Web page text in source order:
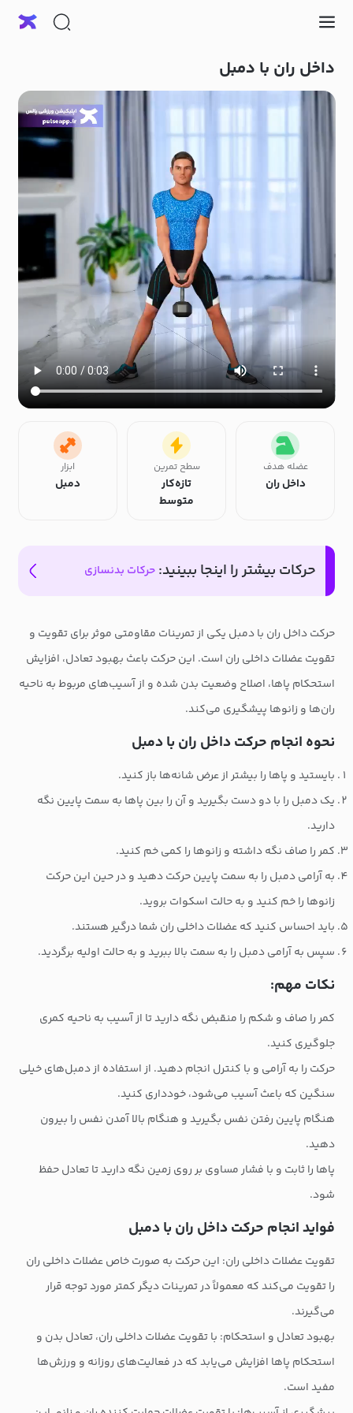
داخل ران با دمبل
عضله هدف
داخل ران
سطح تمرین
تازه‌کار
متوسط
ابزار
دمبل
حرکات بیشتر را اینجا ببینید: حرکات بدنسازی
حرکت داخل ران با دمبل یکی از تمرینات مقاومتی موثر برای تقویت و
تقویت عضلات داخلی ران است. این حرکت باعث بهبود تعادل، افزایش
استحکام پاها، اصلاح وضعیت بدن شده و از آسیب‌های مربوط به ناحیه
ران‌ها و زانوها پیشگیری می‌کند.
نحوه انجام حرکت داخل ران با دمبل
بایستید و پاها را بیشتر از عرض شانه‌ها باز کنید.
یک دمبل را با دو دست بگیرید و آن را بین پاها به سمت پایین نگه
دارید.
کمر را صاف نگه داشته و زانوها را کمی خم کنید.
به آرامی دمبل را به سمت پایین حرکت دهید و در حین این حرکت
زانوها را خم کنید و به حالت اسکوات بروید.
باید احساس کنید که عضلات داخلی ران شما درگیر هستند.
سپس به آرامی دمبل را به سمت بالا ببرید و به حالت اولیه برگردید.
نکات مهم:
کمر را صاف و شکم را منقبض نگه دارید تا از آسیب به ناحیه کمری
جلوگیری کنید.
حرکت را به آرامی و با کنترل انجام دهید. از استفاده از دمبل‌های خیلی
سنگین که باعث آسیب می‌شود، خودداری کنید.
هنگام پایین رفتن نفس بگیرید و هنگام بالا آمدن نفس را بیرون
دهید.
پاها را ثابت و با فشار مساوی بر روی زمین نگه دارید تا تعادل حفظ
شود.
فواید انجام حرکت داخل ران با دمبل
تقویت عضلات داخلی ران: این حرکت به صورت خاص عضلات داخلی ران
را تقویت می‌کند که معمولاً در تمرینات دیگر کمتر مورد توجه قرار
می‌گیرند.
بهبود تعادل و استحکام: با تقویت عضلات داخلی ران، تعادل بدن و
استحکام پاها افزایش می‌یابد که در فعالیت‌های روزانه و ورزش‌ها
مفید است.